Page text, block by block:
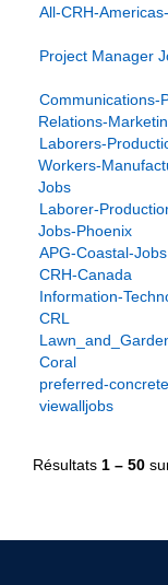
All-CRH-
Project Manager
Communications-
Relations-
Laborers-
Workers-
Jobs
Laborer-
Jobs-Phoenix
APG-Coastal-Jobs
CRH-Canada
Information-
CRL
Coral
preferred-concrete
viewalljobs
Résultats 1 – 50